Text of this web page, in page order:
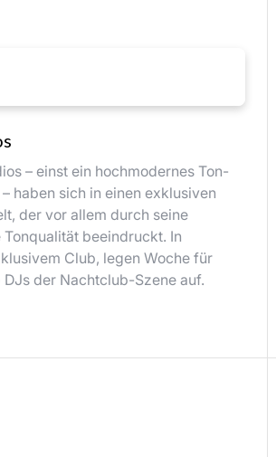
– einst ein hochmodernes Ton-
haben sich in einen exklusiven
der vor allem durch seine
beeindruckt. In
Club, legen Woche für
DJs der Nachtclub-Szene auf.